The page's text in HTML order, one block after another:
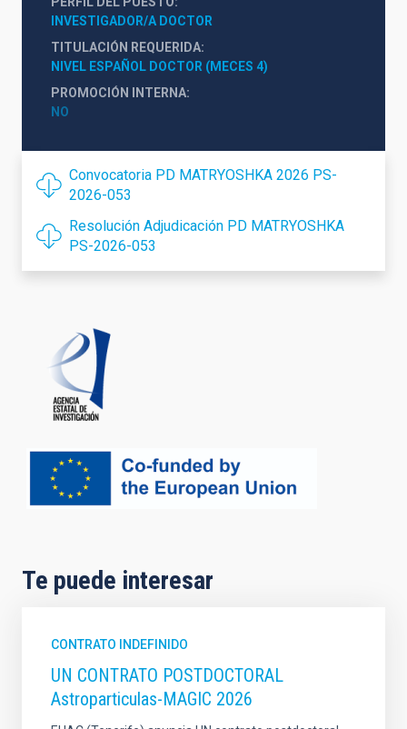
INVESTIGADOR/A DOCTOR
TITULACIÓN REQUERIDA
NIVEL ESPAÑOL DOCTOR (MECES 4)
PROMOCIÓN INTERNA
NO
Convocatoria PD MATRYOSHKA 2026 PS-
2026-053
Resolución Adjudicación PD MATRYOSHKA
PS-2026-053
Te puede interesar
CONTRATO INDEFINIDO
UN CONTRATO POSTDOCTORAL
Astroparticulas-MAGIC 2026